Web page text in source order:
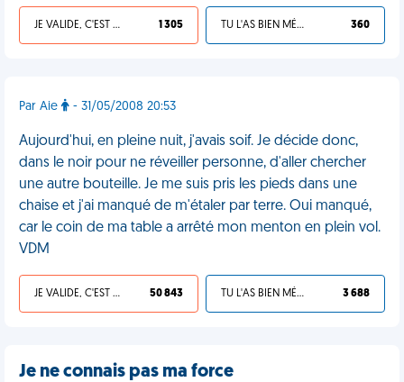
JE VALIDE, C'EST UNE VDM 1 305 TU L'AS BIEN MÉRITÉ 360
Par Aie - 31/05/2008 20:53
Aujourd'hui, en pleine nuit, j'avais soif. Je décide donc,
dans le noir pour ne réveiller personne, d'aller chercher
une autre bouteille. Je me suis pris les pieds dans une
chaise et j'ai manqué de m'étaler par terre. Oui manqué,
car le coin de ma table a arrêté mon menton en plein vol.
VDM
JE VALIDE, C'EST UNE VDM 50 843 TU L'AS BIEN MÉRITÉ 3 688
Je ne connais pas ma force